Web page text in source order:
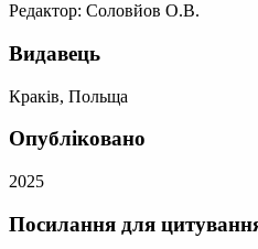
Редактор: Соловйов О.В.
Видавець
Краків, Польща
Опубліковано
2025
Посилання для